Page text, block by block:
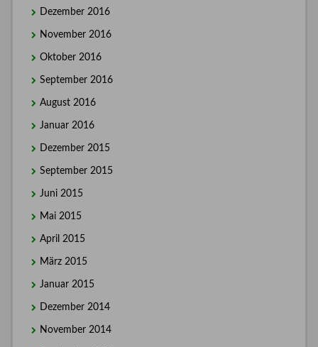
Dezember 2016
November 2016
Oktober 2016
September 2016
August 2016
Januar 2016
Dezember 2015
September 2015
Juni 2015
Mai 2015
April 2015
März 2015
Januar 2015
Dezember 2014
November 2014